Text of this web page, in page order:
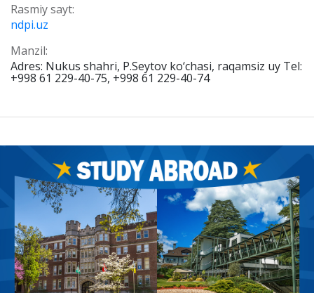
Rasmiy sayt:
ndpi.uz
Manzil:
Adres: Nukus shahri, P.Seytov ko‘chasi, raqamsiz uy Tel:
+998 61 229-40-75, +998 61 229-40-74